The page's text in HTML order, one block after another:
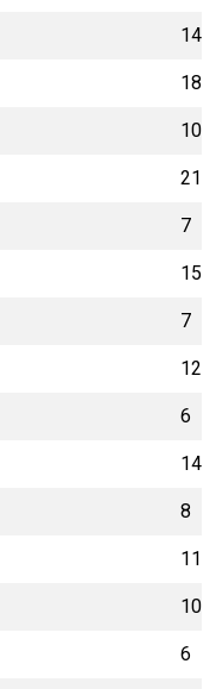
14
18
10
21
7
15
7
12
6
14
8
11
10
6